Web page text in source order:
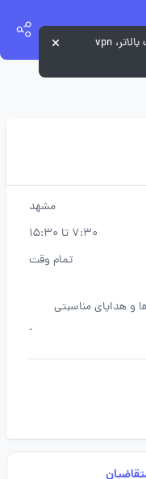
مشهد
7:30 تا 15:30
تمام وقت
و هدایای مناسبتی
-
برای تجربه کاربری بهتر و سرعت بالاتر، vpn